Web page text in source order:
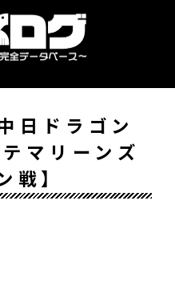
ドラゴン
マリーンズ
戦】